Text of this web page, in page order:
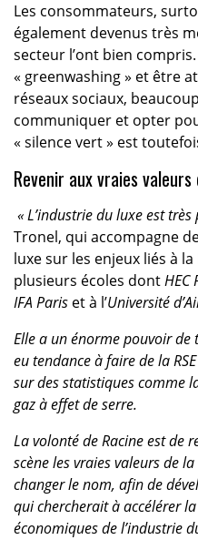
Les consommateurs,
également devenus très
secteur l’ont bien
« greenwashing » et être
réseaux sociaux,
communiquer et opter
« silence vert » est
Revenir aux vraies valeurs
« L’industrie du luxe est très
Tronel, qui accompagne
luxe sur les enjeux liés à la
plusieurs écoles dontHEC
IFA Pariset à l’Université
Elle a un énorme pouvoir
eu tendance à faire de la
sur des statistiques comme
gaz à effet de serre.
La volonté de Racine est de
scène les vraies valeurs de
changer le nom, afin de
qui chercherait à accélérer
économiques de l’industrie